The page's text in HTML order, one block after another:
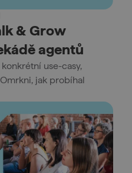
& Grow
agentů
use-casy,
jak probíhal